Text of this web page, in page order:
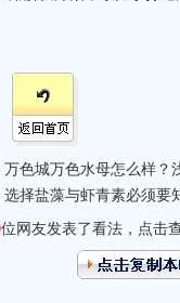
万色城万色水母怎么样？
选择盐藻与虾青素必须要
位网友发表了看法，点击